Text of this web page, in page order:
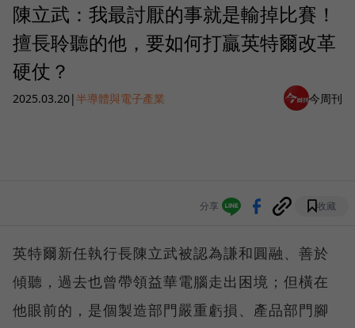
陳立武：我最討厭的事就是輸掉比賽！
擅長聆聽的他，要如何打贏英特爾改革
硬仗？
2025.03.20|半導體與電子產業 今周刊
分享 收藏
英特爾新任執行長陳立武被認為謙和圓融、善於
傾聽，過去也曾帶領益華電腦走出困境；但橫在
他眼前的，是個製造部門嚴重虧損、產品部門腳